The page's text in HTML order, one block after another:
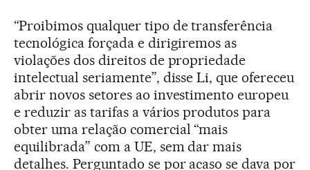
“Proibimos qualquer tipo de transferência
tecnológica forçada e dirigiremos as
violações dos direitos de propriedade
intelectual seriamente”, disse Li, que ofereceu
abrir novos setores ao investimento europeu
e reduzir as tarifas a vários produtos para
obter uma relação comercial “mais
equilibrada” com a UE, sem dar mais
detalhes. Perguntado se por acaso se dava por